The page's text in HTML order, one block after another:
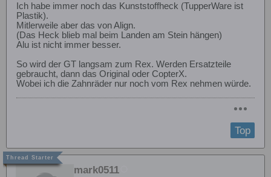
Ich habe immer noch das Kunststoffheck (TupperWare ist
Plastik).
Mitlerweile aber das von Align.
(Das Heck blieb mal beim Landen am Stein hängen)
Alu ist nicht immer besser.
So wird der GT langsam zum Rex. Werden Ersatzteile
gebraucht, dann das Original oder CopterX.
Wobei ich die Zahnräder nur noch vom Rex nehmen würde.
Top
mark0511